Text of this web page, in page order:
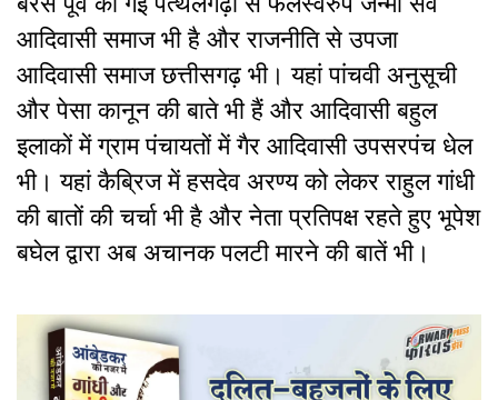
आदिवासी समाज भी है और राजनीति से उपजा
आदिवासी समाज छत्तीसगढ़ भी। यहां पांचवी अनुसूची
और पेसा कानून की बाते भी हैं और आदिवासी बहुल
इलाकों में ग्राम पंचायतों में गैर आदिवासी उपसरपंच धेल
भी। यहां कैब्रिज में हसदेव अरण्य को लेकर राहुल गांधी
की बातों की चर्चा भी है और नेता प्रतिपक्ष रहते हुए भूपेश
बघेल द्वारा अब अचानक पलटी मारने की बातें भी।